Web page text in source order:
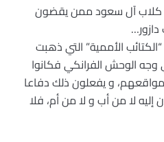
كلاب آل سعود ممن يقضون
الأممية” التي ذهبت
الوحش الفرانكي فكانوا
و يفعلون ذلك دفاعا
لا من أب و لا من أم، فلا